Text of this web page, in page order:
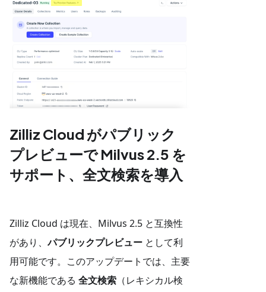
Zilliz Cloud がパブリック
プレビューで Milvus 2.5 を
サポート、全文検索を導入
Zilliz Cloud は現在、Milvus 2.5 と互換性
があり、パブリックプレビュー として利
用可能です。このアップデートでは、主要
な新機能である 全文検索 （レキシカル検